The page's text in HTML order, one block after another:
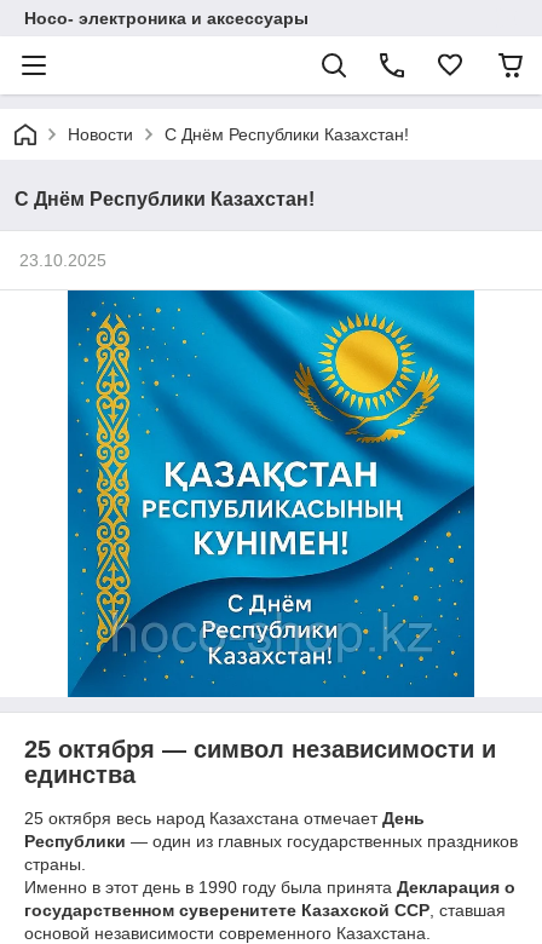
Hoco- электроника и аксессуары
Новости С Днём Республики Казахстан!
С Днём Республики Казахстан!
23.10.2025
25 октября — символ независимости и
единства
25 октября весь народ Казахстана отмечаетДень
Республики — один из главных государственных праздников
страны.
Именно в этот день в 1990 году была принята Декларация о
государственном суверенитете Казахской ССР , ставшая
основой независимости современного Казахстана.